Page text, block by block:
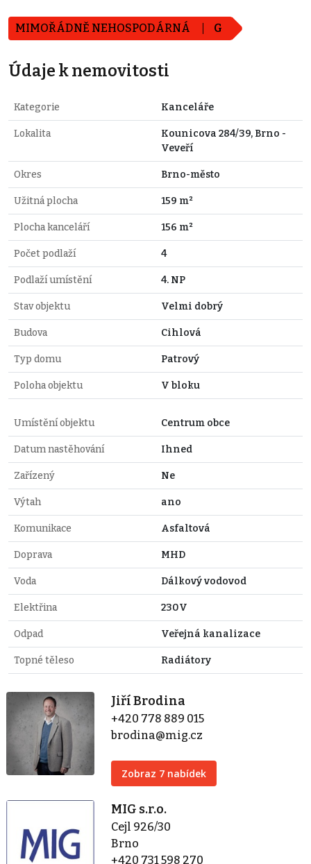
MIMOŘÁDNĚ NEHOSPODÁRNÁ G
Údaje k nemovitosti
Kategorie Kanceláře
Lokalita
Kounicova 284/39, Brno -
Veveří
Okres Brno-město
Užitná plocha 159 m²
Plocha kanceláří 156 m²
Počet podlaží 4
Podlaží umístění 4. NP
Stav objektu Velmi dobrý
Budova Cihlová
Typ domu Patrový
Poloha objektu V bloku
Umístění objektu Centrum obce
Datum nastěhování Ihned
Zařízený Ne
Výtah ano
Komunikace Asfaltová
Doprava MHD
Voda Dálkový vodovod
Elektřina 230V
Odpad Veřejná kanalizace
Topné těleso Radiátory
Jiří Brodina
+420 778 889 015
brodina@mig.cz
Zobraz 7 nabídek
MIG s.r.o.
Cejl 926/30
Brno
+420 731 598 270